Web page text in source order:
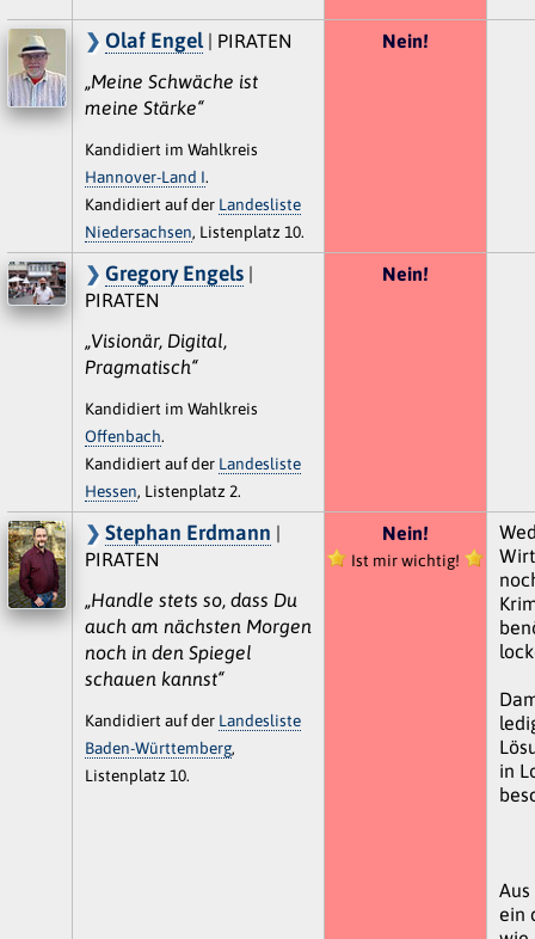
Olaf Engel | PIRATEN
„Meine Schwäche ist
meine Stärke“
Kandidiert im Wahlkreis
Hannover-Land I.
Kandidiert auf der Landesliste
Niedersachsen, Listenplatz 10.
Nein!
Gregory Engels|
PIRATEN
„Visionär, Digital,
Pragmatisch“
Kandidiert im Wahlkreis
Offenbach.
Kandidiert auf der Landesliste
Hessen, Listenplatz 2.
Nein!
Stephan Erdmann |
PIRATEN
„Handle stets so, dass Du
auch am nächsten Morgen
noch in den Spiegel
schauen kannst“
Kandidiert auf der Landesliste
Baden-Württemberg,
Listenplatz 10.
Nein!
Ist mir wichtig!
in
ein